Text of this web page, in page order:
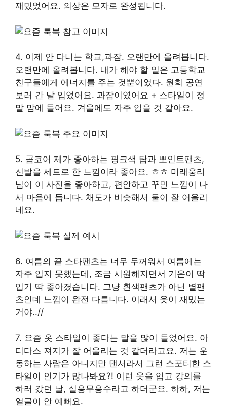
재밌었어요. 의상은 모자로 완성됩니다.
4. 이제 안 다니는 학교,과잠. 오랜만에 올려봅니다.
오랜만에 올려봅니다. 내가 해야 할 일은 고등학교
친구들에게 에너지를 주는 것뿐이었다. 원희 공연
보러 간 날 입었어요. 과잠이였어요 + 스타일이 정
말 맘에 들어요. 겨울에도 자주 입을 것 같아요.
5. 곱코어 제가 좋아하는 핑크색 탑과 뽀인트팬츠,
신발을 세트로 한 느낌이라 좋아요. ㅎㅎ 미래웅리
님이 이 사진을 좋아하고, 편안하고 꾸민 느낌이 나
서 마음에 듭니다. 채도가 비슷해서 둘이 잘 어울리
네요.
6. 여름의 끝 스타팬츠는 너무 두꺼워서 여름에는
자주 입지 못했는데, 조금 시원해지면서 기온이 딱
입기 딱 좋아졌습니다. 그냥 흰색팬츠가 아닌 별팬
츠인데 느낌이 완전 다릅니다. 이래서 옷이 재밌는
거야..//
7. 요즘 옷 스타일이 좋다는 말을 많이 들었어요. 아
디다스 져지가 잘 어울리는 것 같더라고요. 저는 운
동하는 사람은 아니지만 댄서라서 그런 스포티한 스
타일이 인기가 많나봐요?! 이런 옷을 입고 강의를
하러 갔던 날, 실용무용수라고 하더군요. 하하, 저는
얼굴이 안 예뻐요.